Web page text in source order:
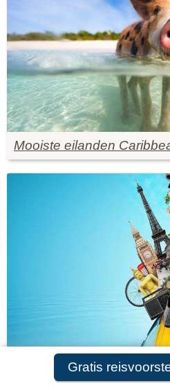
Gratis
Mooiste eilanden
Top 5 tips voor het